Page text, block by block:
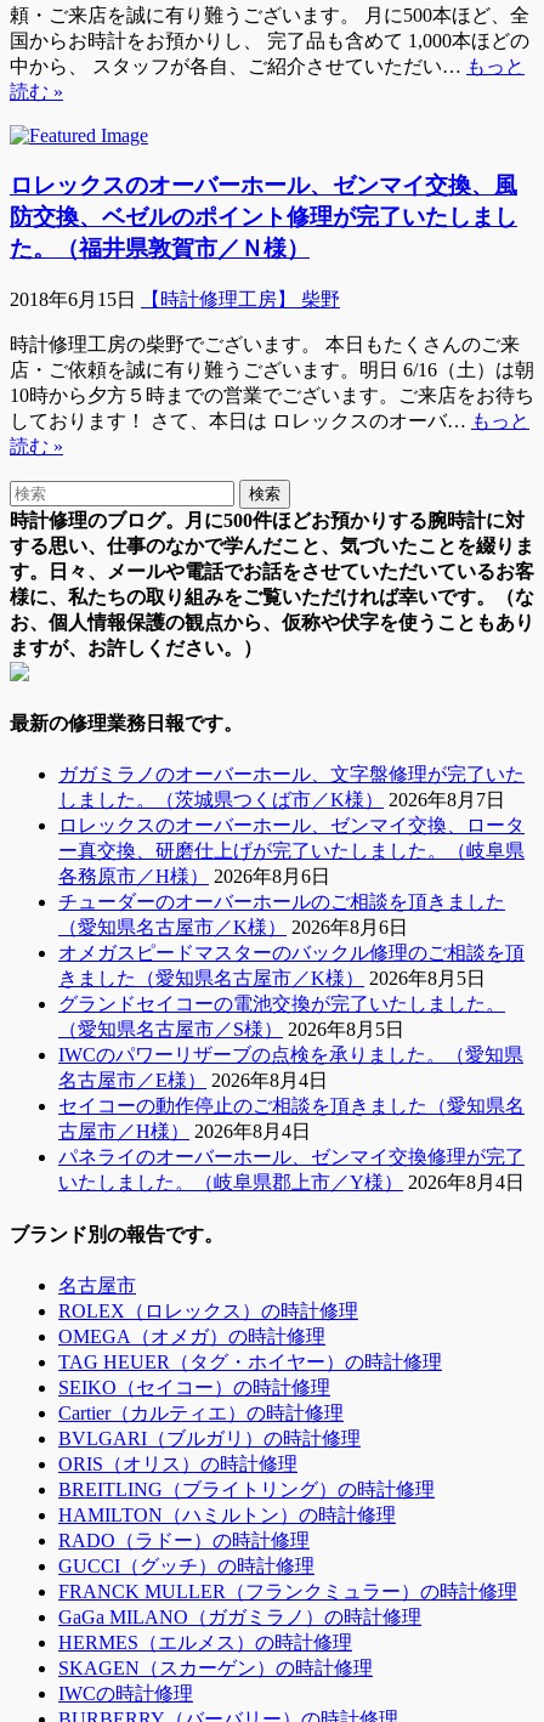
頼・ご来店を誠に有り難うございます。 月に500本ほど、全
国からお時計をお預かりし、 完了品も含めて 1,000本ほどの
中から、 スタッフが各自、ご紹介させていただい… もっと
読む »
ロレックスのオーバーホール、ゼンマイ交換、風
防交換、ベゼルのポイント修理が完了いたしまし
た。（福井県敦賀市／Ｎ様）
2018年6月15日 【時計修理工房】 柴野
時計修理工房の柴野でございます。 本日もたくさんのご来
店・ご依頼を誠に有り難うございます。明日 6/16（土）は朝
10時から夕方５時までの営業でございます。ご来店をお待ち
しております！ さて、本日は ロレックスのオーバ… もっと
読む »
時計修理のブログ。月に500件ほどお預かりする腕時計に対
する思い、仕事のなかで学んだこと、気づいたことを綴りま
す。日々、メールや電話でお話をさせていただいているお客
様に、私たちの取り組みをご覧いただければ幸いです。（な
お、個人情報保護の観点から、仮称や伏字を使うこともあり
ますが、お許しください。）
最新の修理業務日報です。
ガガミラノのオーバーホール、文字盤修理が完了いた
しました。（茨城県つくば市／K様）
2026年8月7日
ロレックスのオーバーホール、ゼンマイ交換、ロータ
ー真交換、研磨仕上げが完了いたしました。（岐阜県
各務原市／H様）
2026年8月6日
チューダーのオーバーホールのご相談を頂きました
（愛知県名古屋市／K様）
2026年8月6日
オメガスピードマスターのバックル修理のご相談を頂
きました（愛知県名古屋市／K様）
2026年8月5日
グランドセイコーの電池交換が完了いたしました。
（愛知県名古屋市／S様）
2026年8月5日
IWCのパワーリザーブの点検を承りました。（愛知県
名古屋市／E様）
2026年8月4日
セイコーの動作停止のご相談を頂きました（愛知県名
古屋市／H様）
2026年8月4日
パネライのオーバーホール、ゼンマイ交換修理が完了
いたしました。（岐阜県郡上市／Y様）
2026年8月4日
ブランド別の報告です。
名古屋市
ROLEX（ロレックス）の時計修理
OMEGA（オメガ）の時計修理
TAG HEUER（タグ・ホイヤー）の時計修理
SEIKO（セイコー）の時計修理
Cartier（カルティエ）の時計修理
BVLGARI（ブルガリ）の時計修理
ORIS（オリス）の時計修理
BREITLING（ブライトリング）の時計修理
HAMILTON（ハミルトン）の時計修理
RADO（ラドー）の時計修理
GUCCI（グッチ）の時計修理
FRANCK MULLER（フランクミュラー）の時計修理
GaGa MILANO（ガガミラノ）の時計修理
HERMES（エルメス）の時計修理
SKAGEN（スカーゲン）の時計修理
IWCの時計修理